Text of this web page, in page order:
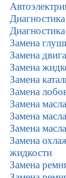
Замена
Замена
Замена
Замена
Замена
Замена масла
Замена
Замена
Замена
жидкости
Замена